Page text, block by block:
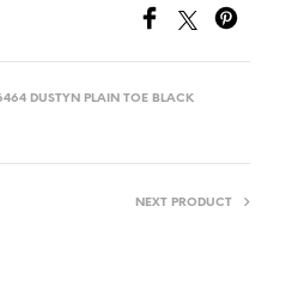
DUSTYN PLAIN TOE BLACK
NEXT PRODUCT